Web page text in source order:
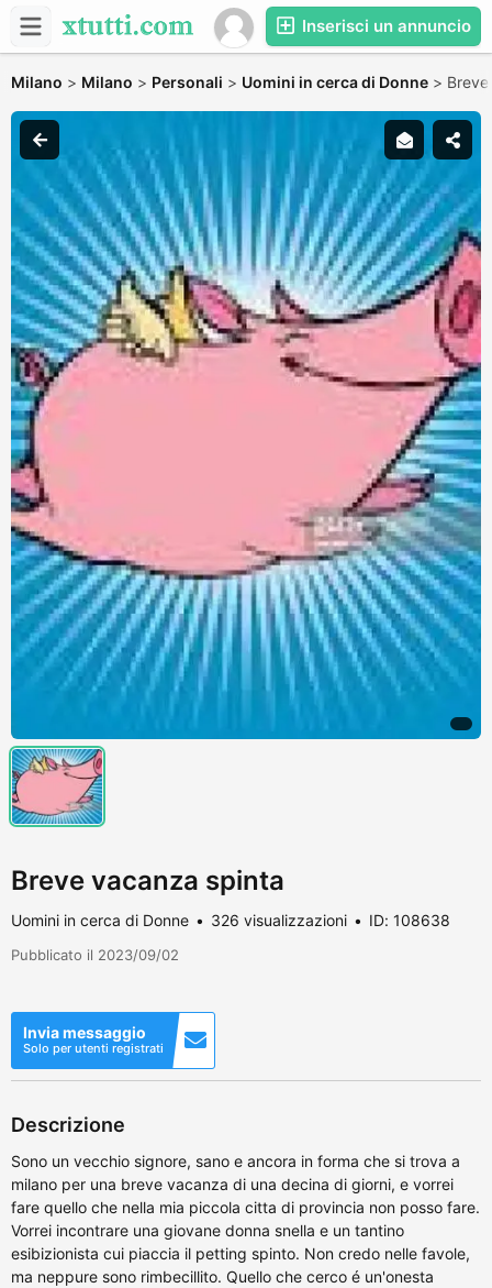
Inserisci un annuncio
Milano > Milano > Personali > Uomini in cerca di Donne >
Breve vacanza spinta
Uomini in cerca di Donne 326 visualizzazioni ID: 108638
Pubblicato il 2023/09/02
Invia messaggio
Solo per utenti registrati
Descrizione
Sono un vecchio signore, sano e ancora in forma che si trova a
milano per una breve vacanza di una decina di giorni, e vorrei
fare quello che nella mia piccola citta di provincia non posso fare.
Vorrei incontrare una giovane donna snella e un tantino
esibizionista cui piaccia il petting spinto. Non credo nelle favole,
ma neppure sono rimbecillito. Quello che cerco é un'onesta